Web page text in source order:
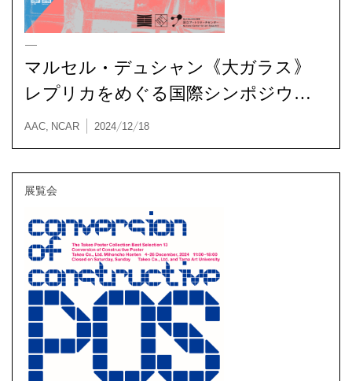
多摩美術大学アートアーカイヴセンター | 2025/01/22
マルセル・デュシャン《大ガラス》
レプリカをめぐる国際シンポジウム
を開催